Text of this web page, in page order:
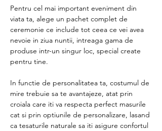
Pentru cel mai important eveniment din
viata ta, alege un pachet complet de
ceremonie ce include tot ceea ce vei avea
nevoie in ziua nuntii, intreaga gama de
produse intr-un singur loc, special create
pentru tine.
In functie de personalitatea ta, costumul de
mire trebuie sa te avantajeze, atat prin
croiala care iti va respecta perfect masurile
cat si prin optiunile de personalizare, lasand
ca tesaturile naturale sa iti asigure confortul